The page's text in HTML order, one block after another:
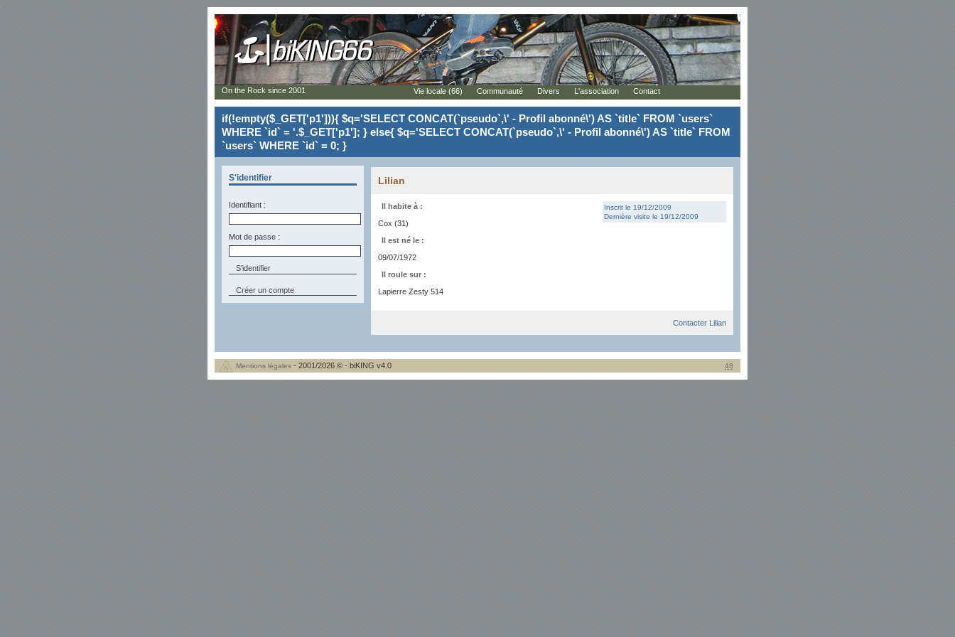
if(!empty($_GET['p1'])){ $q='SELECT CONCAT(`pseudo`,\' - Profil abonné\') AS `title` FROM `users`
WHERE `id` = '.$_GET['p1']; } else{ $q='SELECT CONCAT(`pseudo`,\' - Profil abonné\') AS `title` FROM
`users` WHERE `id` = 0; }
S'identifier
Identifiant :
Mot de passe :
Créer un compte
Lilian
Inscrit le 19/12/2009
Dernière visite le 19/12/2009
Il habite à :
Cox (31)
Il est né le :
09/07/1972
Il roule sur :
Lapierre Zesty 514
Contacter Lilian
On the Rock since 2001 Vie locale (66) Communauté Divers L'association Contact
Mentions légales - 2001/2026 © - biKING v4.0 48